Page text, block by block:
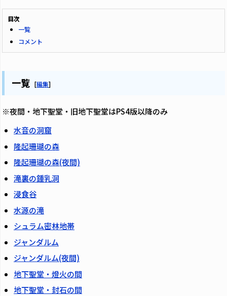
目次
一覧
コメント
一覧 [編集]
※夜間・地下聖堂・旧地下聖堂はPS4版以降のみ
水音の洞窟
隆起珊瑚の森
隆起珊瑚の森(夜間)
滝裏の鍾乳洞
浸食谷
水源の滝
シュラム密林地帯
ジャンダルム
ジャンダルム(夜間)
地下聖堂・燈火の間
地下聖堂・封石の間